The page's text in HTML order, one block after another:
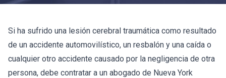
Si ha sufrido una lesión cerebral traumática como resultado
de un accidente automovilístico, un resbalón y una caída o
cualquier otro accidente causado por la negligencia de otra
persona, debe contratar a un abogado de Nueva York